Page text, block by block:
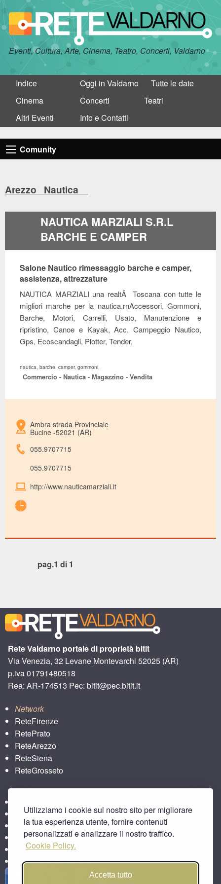
Utilizziamo i cookie sul nostro sito per migliorare
la tua esperienza utente, fornire contenuti
personalizzati e analizzare il nostro traffico.
Cookie Policy.
Accetta tutto
Eventi, Cultura, Arte, Cinema, Teatro, Concerti, Valdarno
Indice Oggi in Valdarno
Tutte le date
Cinema
Concerti
Teatri
Altri Eventi
Info e Contatti
Comunity
Arezzo Nautica
NAUTICA MARZIALI S.R.L
BARCHE E CAMPER
Salone Nautico rimessaggio barche e camper,
assistenza, attrezzature
NAUTICA MARZIALI una realtÃ Toscana con tutte le
migliori marche per la nautica.rnAccessori, Gommoni,
Barche, Motori, Carrelli, Usato, Manutenzione e
ripristino, Canoe e Kayak, Acc. Campeggio Nautico,
Gps, Ecoscandagli, Plotter, Tender,
nautica, barche, camper, gommoni,
Commercio - Nautica - Magazzino - Vendita
Ambra strada Provinciale
Bucine -52021 (AR)
055.9707715
055.9707715
http://www.nauticamarziali.it
pag.1 di 1
Rete Valdarno portale di proprietà bitit
Via Venezia, 32 Levane Montevarchi 52025 (AR)
p.iva 01791480518
Rea: AR-174513 Pec: bitit@pec.bitit.it
Network
ReteFirenze
RetePrato
ReteArezzo
ReteSiena
ReteGrosseto
ReteLpisa
ReteLlivorno
bitbar
Agriturismo e Toscana
Area Aziende Italiane